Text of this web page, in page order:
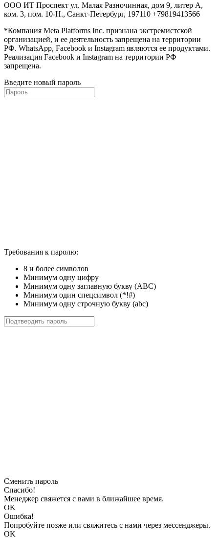
ООО ИТ Проспект ул. Малая Разночинная, дом 9, литер А,
ком. 3, пом. 10-Н., Санкт-Петербург, 197110 +79819413566
*Компания Meta Platforms Inc. признана экстремистской
организацией, и ее деятельность запрещена на территории
РФ. WhatsApp, Facebook и Instagram являются ее продуктами.
Реализация Facebook и Instagram на территории РФ
запрещена.
Введите новый пароль
Требования к паролю:
8 и более символов
Минимум одну цифру
Минимум одну заглавную букву (ABC)
Минимум один спецсимвол (*!#)
Минимум одну строчную букву (abc)
Сменить пароль
Спасибо!
Менеджер свяжется с вами в ближайшее время.
OK
Ошибка!
Попробуйте позже или свяжитесь с нами через мессенджеры.
OK